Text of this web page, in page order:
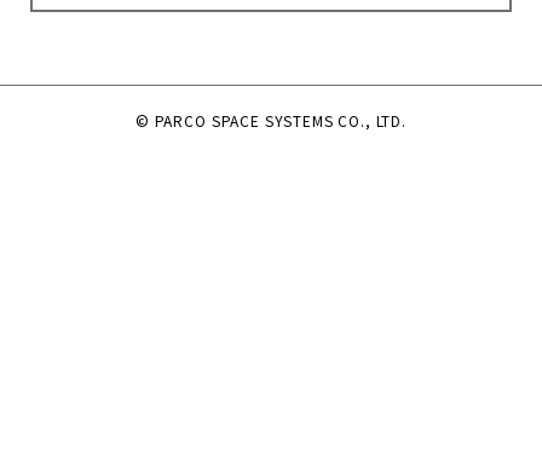
© PARCO SPACE SYSTEMS CO., LTD.